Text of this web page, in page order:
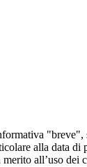
"breve",
alla data di
all’uso dei